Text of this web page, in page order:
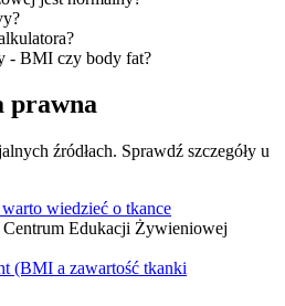
- BMI czy body fat?
prawna
źródłach. Sprawdź szczegóły u
wiedzieć o tkance
Edukacji Żywieniowej
(BMI a zawartość tkanki